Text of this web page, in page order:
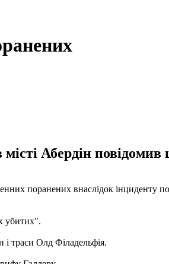
Абердін
поранених внаслідок
убитих".
і траси Олд Філадельфія.